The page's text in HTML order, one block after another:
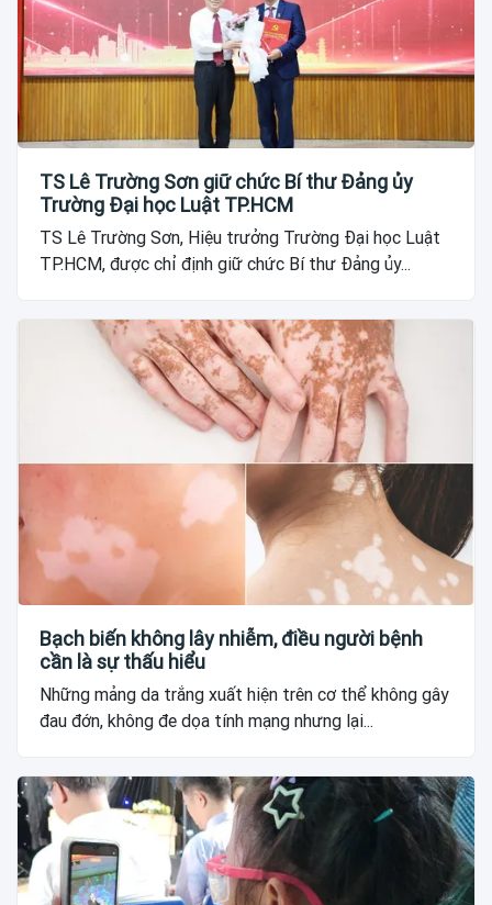
TS Lê Trường Sơn giữ chức Bí thư Đảng ủy
Trường Đại học Luật TP.HCM
TS Lê Trường Sơn, Hiệu trưởng Trường Đại học Luật
TP.HCM, được chỉ định giữ chức Bí thư Đảng ủy...
Bạch biến không lây nhiễm, điều người bệnh
cần là sự thấu hiểu
Những mảng da trắng xuất hiện trên cơ thể không gây
đau đớn, không đe dọa tính mạng nhưng lại...